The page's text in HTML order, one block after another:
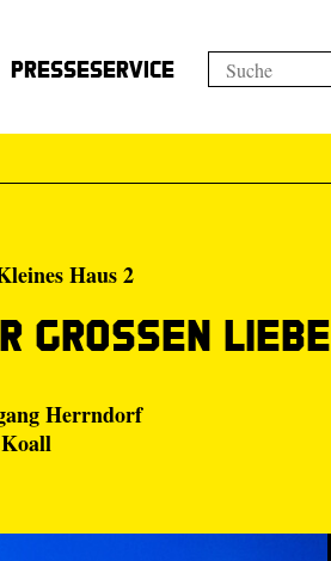
Presseservice
Haus 2
großen Liebe
Herrndorf